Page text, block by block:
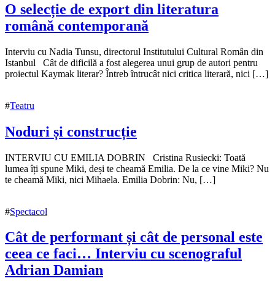
O selecție de export din literatura
română contemporană
17
noiembrie
202017
Interviu cu Nadia Tunsu, directorul Institutului Cultural Român din
Istanbul Cât de dificilă a fost alegerea unui grup de autori pentru
proiectul Kaymak literar? Întreb întrucât nici critica literară, nici […]
#Teatru
Noduri și construcție
11
decembrie
20193
INTERVIU CU EMILIA DOBRIN Cristina Rusiecki: Toată
lumea îți spune Miki, deși te cheamă Emilia. De la ce vine Miki? Nu
te cheamă Miki, nici Mihaela. Emilia Dobrin: Nu, […]
#Spectacol
Cât de performant și cât de personal este
ceea ce faci… Interviu cu scenograful
Adrian Damian